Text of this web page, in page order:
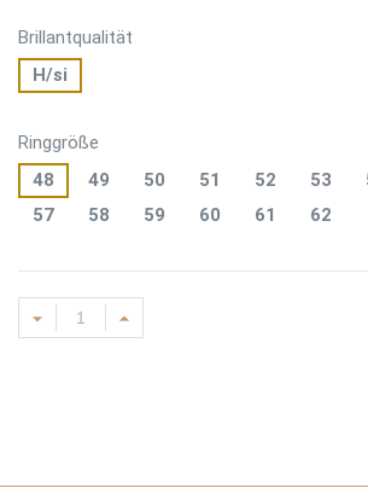
Brillantqualität
H/si
Ringgröße
48
49 50 51 52 53
57
58 59 60 61 62